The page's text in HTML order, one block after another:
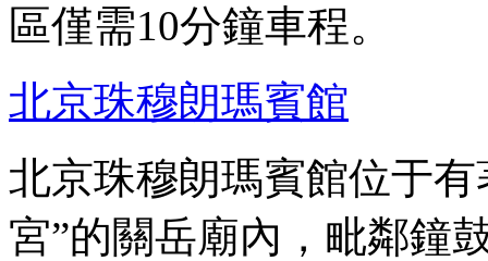
區僅需10分鐘車程。
北京珠穆朗瑪賓館
北京珠穆朗瑪賓館位于
宮”的關岳廟內，毗鄰鐘